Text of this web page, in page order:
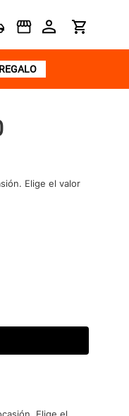
Elige el valor
Elige el